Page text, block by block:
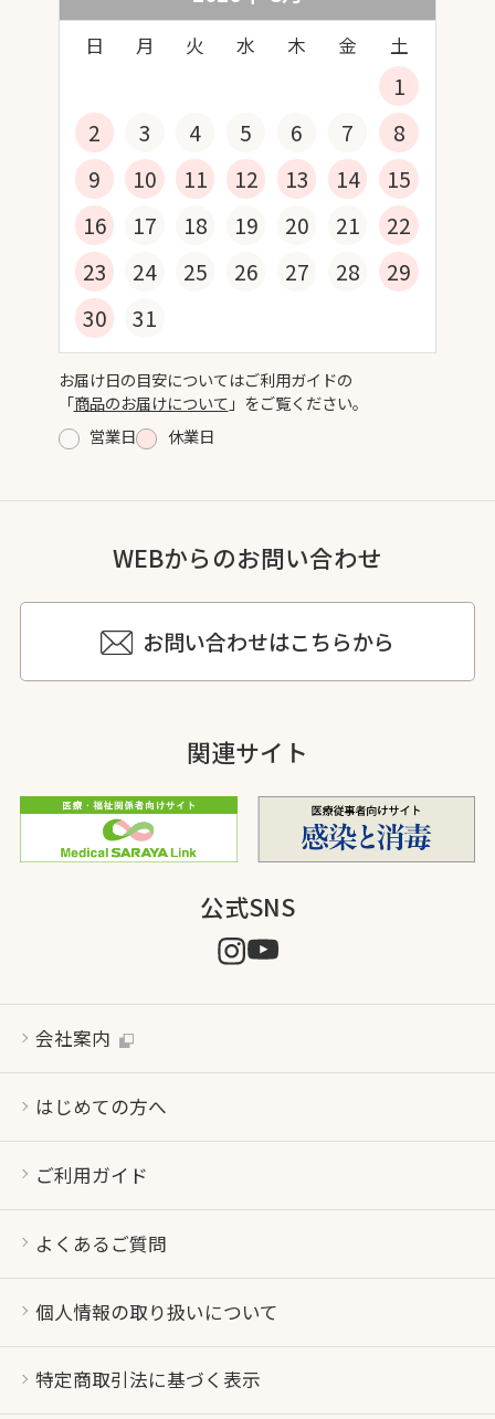
日 月 火 水 木 金 土
1
2
3 4 5 6 7
8
9
10 11 12 13 14
15
16
17 18 19 20 21
22
23
24 25 26 27 28
29
30
31
お届け日の目安についてはご利用ガイドの
「商品のお届けについて 」をご覧ください。
営業日
休業日
WEBからのお問い合わせ
お問い合わせはこちらから
関連サイト
公式SNS
会社案内
はじめての方へ
ご利用ガイド
よくあるご質問
個人情報の取り扱いについて
特定商取引法に基づく表示